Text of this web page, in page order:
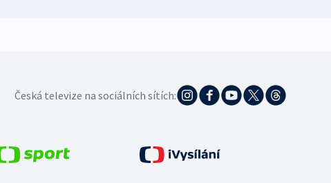
Česká televize na sociálních sítích: